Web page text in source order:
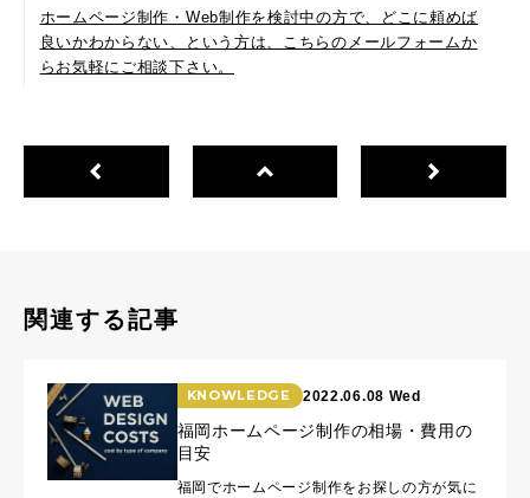
ホームページ制作・Web制作を検討中の方で、どこに頼めば
良いかわからない、という方は、こちらのメールフォームか
らお気軽にご相談下さい。
関連する記事
KNOWLEDGE 2022.06.08 Wed
福岡ホームページ制作の相場・費用の
目安
福岡でホームページ制作をお探しの方が気に